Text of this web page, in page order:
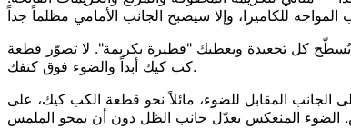
كل تجعيدة ويعطيك "فطيرة بكريمة". لا تصوّر قطعة
كب كيك أبداً والضوء فوق كتفك.
كفاءة عاكس تجاري بـ$40 لأي لقطة كب كيك. أمسكه على الجانب المقابل للضوء، مائلاً نحو قطعة الكب كيك، على